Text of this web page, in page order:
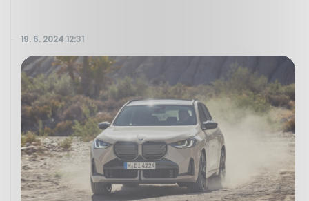
19. 6. 2024 12:31